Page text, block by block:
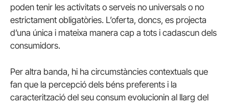
poden tenir les activitats o serveis no universals o no
estrictament obligatòries. L’oferta, doncs, es projecta
d’una única i mateixa manera cap a tots i cadascun dels
consumidors.
Per altra banda, hi ha circumstàncies contextuals que
fan que la percepció dels béns preferents i la
caracterització del seu consum evolucionin al llarg del